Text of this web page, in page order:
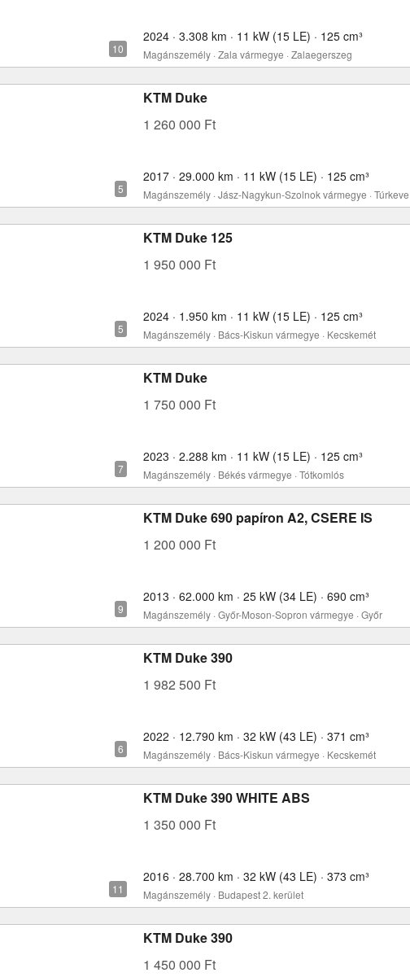
2024 · 3.308 km · 11 kW (15 LE) · 125 cm³
Magánszemély · Zala vármegye · Zalaegerszeg
KTM Duke
1 260 000 Ft
2017 · 29.000 km · 11 kW (15 LE) · 125 cm³
Magánszemély · Jász-Nagykun-Szolnok vármegye · Túrkeve
KTM Duke 125
1 950 000 Ft
2024 · 1.950 km · 11 kW (15 LE) · 125 cm³
Magánszemély · Bács-Kiskun vármegye · Kecskemét
KTM Duke
1 750 000 Ft
2023 · 2.288 km · 11 kW (15 LE) · 125 cm³
Magánszemély · Békés vármegye · Tótkomlós
KTM Duke 690 papíron A2, CSERE IS
1 200 000 Ft
2013 · 62.000 km · 25 kW (34 LE) · 690 cm³
Magánszemély · Győr-Moson-Sopron vármegye · Győr
KTM Duke 390
1 982 500 Ft
2022 · 12.790 km · 32 kW (43 LE) · 371 cm³
Magánszemély · Bács-Kiskun vármegye · Kecskemét
KTM Duke 390 WHITE ABS
1 350 000 Ft
2016 · 28.700 km · 32 kW (43 LE) · 373 cm³
Magánszemély · Budapest 2. kerület
KTM Duke 390
1 450 000 Ft